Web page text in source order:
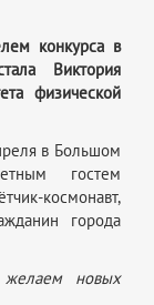
конкурса в
Виктория
физической
в Большом
гостем
космонавт,
города
новых